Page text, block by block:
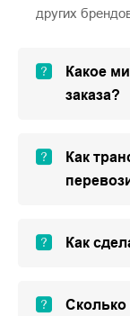
других
Какое
заказа?
Как
Как